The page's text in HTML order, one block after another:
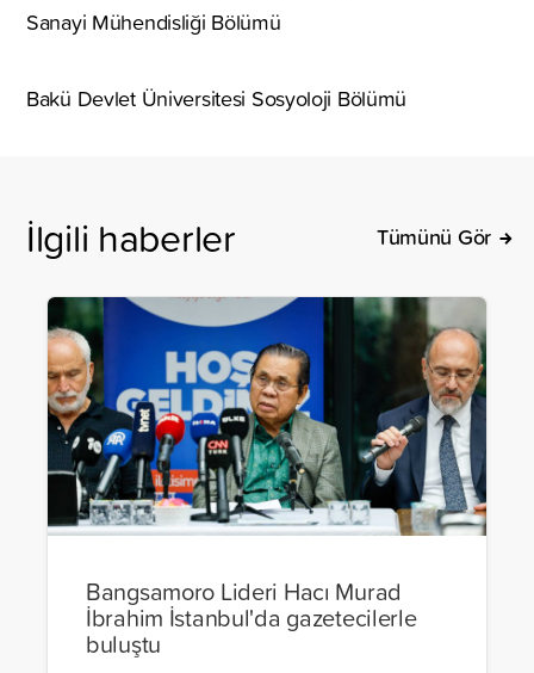
Sanayi Mühendisliği Bölümü
Bakü Devlet Üniversitesi Sosyoloji Bölümü
İlgili haberler Tümünü Gör
Bangsamoro Lideri Hacı Murad
İbrahim İstanbul'da gazetecilerle
buluştu